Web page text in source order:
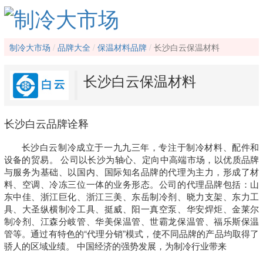
制冷大市场 品牌大全 保温材料品牌 长沙白云保温材料
长沙白云保温材料
长沙白云品牌诠释
长沙白云制冷成立于一九九三年，专注于制冷材料、配件和
设备的贸易。 公司以长沙为轴心、定向中高端市场，以优质品牌
与服务为基础、以国内、国际知名品牌的代理为主力，形成了材
料、空调、冷冻三位一体的业务形态。公司的代理品牌包括：山
东中佳、浙江巨化、浙江三美、东岳制冷剂、晓力支架、东力工
具、大圣纵横制冷工具、挺威、阳一真空泵、华安焊炬、金莱尔
制冷剂、江森分岐管、华美保温管、世霸龙保温管、福乐斯保温
管等。通过有特色的“代理分销”模式，使不同品牌的产品均取得了
骄人的区域业绩。 中国经济的强势发展，为制冷行业带来